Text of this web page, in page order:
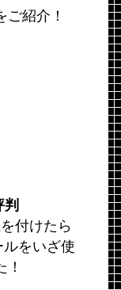
紹介！
付けたら
をいざ使